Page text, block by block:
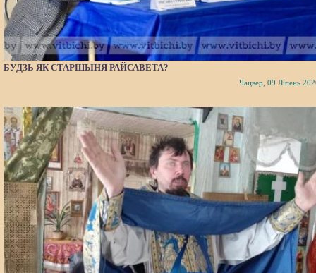
БУДЗЬ ЯК СТАРШЫНЯ РАЙСАВЕТА?
Чацвер, 09 Ліпень